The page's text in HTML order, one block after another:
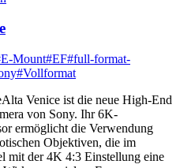
Mount#EF#full-format-
#Vollformat
Venice ist die neue High-End
von Sony. Ihr 6K-
ermöglicht die Verwendung
Objektiven, die im
mit der 4K 4:3 Einstellung eine